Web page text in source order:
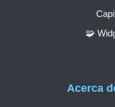
Acerca
🧩